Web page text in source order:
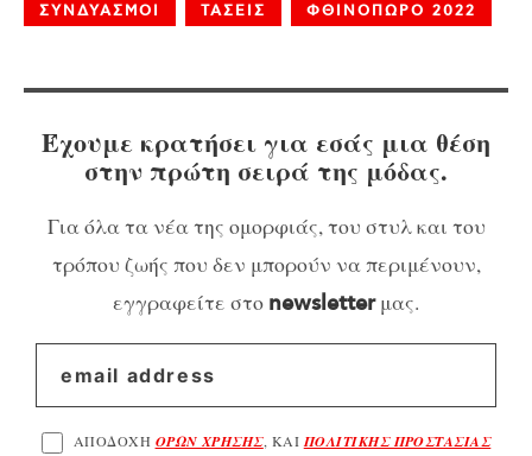
ΣΥΝΔΥΑΣΜΟΙ ΤΑΣΕΙΣ ΦΘΙΝΟΠΩΡΟ 2022
Έχουμε κρατήσει για εσάς μια θέση
στην πρώτη σειρά της μόδας.
Για όλα τα νέα της ομορφιάς, του στυλ και του
τρόπου ζωής που δεν μπορούν να περιμένουν,
εγγραφείτε στο newsletterμας.
ΑΠΟΔΟΧΗ ΟΡΩΝ ΧΡΗΣΗΣ, ΚΑΙ ΠΟΛΙΤΙΚΗΣ ΠΡΟΣΤΑΣΙΑΣ